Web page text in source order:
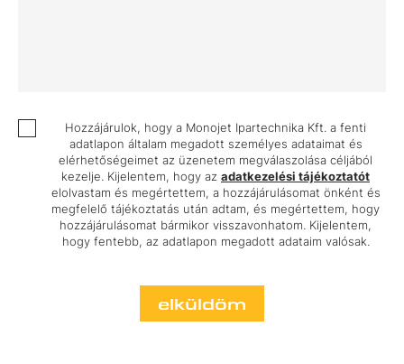
Hozzájárulok, hogy a Monojet Ipartechnika Kft. a fenti
adatlapon általam megadott személyes adataimat és
elérhetőségeimet az üzenetem megválaszolása céljából
kezelje. Kijelentem, hogy az adatkezelési tájékoztatót
elolvastam és megértettem, a hozzájárulásomat önként és
megfelelő tájékoztatás után adtam, és megértettem, hogy
hozzájárulásomat bármikor visszavonhatom. Kijelentem,
hogy fentebb, az adatlapon megadott adataim valósak.
elküldöm